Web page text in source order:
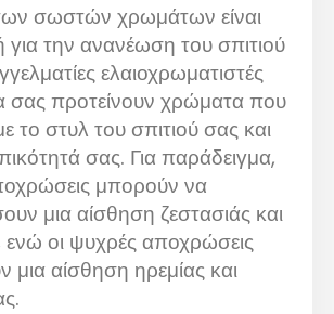
σωστών χρωμάτων είναι
για την ανανέωση του σπιτιού
ελαιοχρωματιστές
σας προτείνουν χρώματα που
το στυλ του σπιτιού σας και
σας. Για παράδειγμα,
μπορούν να
μια αίσθηση ζεστασιάς και
ενώ οι ψυχρές αποχρώσεις
αίσθηση ηρεμίας και